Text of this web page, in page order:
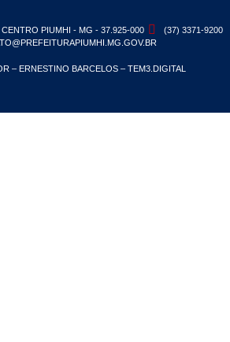
CENTRO PIUMHI - MG - 37.925-000
(37) 3371-9200
– ERNESTINO BARCELOS – TEM3.DIGITAL